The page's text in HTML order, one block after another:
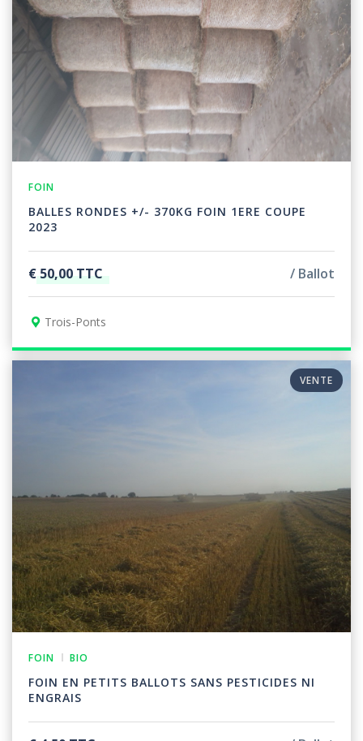
FOIN
BALLES RONDES +/- 370KG FOIN 1ERE COUPE
2023
€ 50,00 TTC Ballot
Trois-Ponts
VENTE
FOIN BIO
FOIN EN PETITS BALLOTS SANS PESTICIDES NI
ENGRAIS